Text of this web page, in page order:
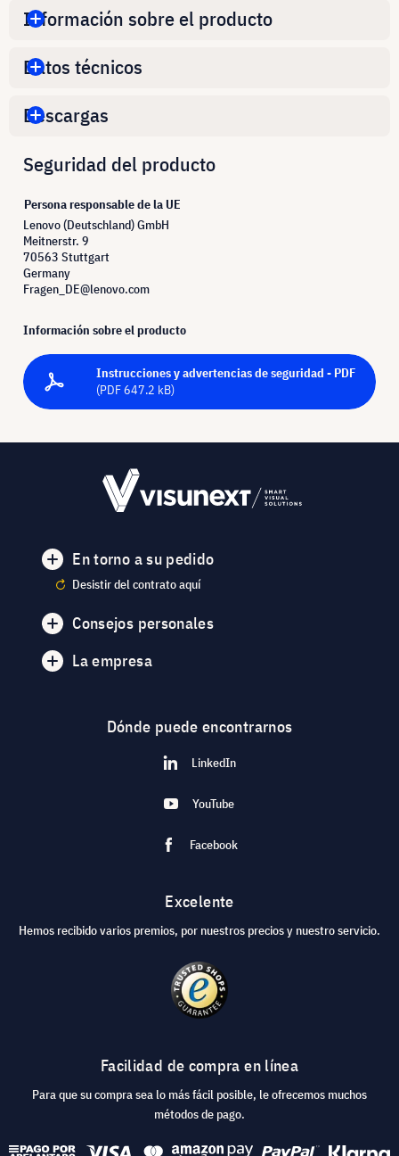
Información sobre el producto
Datos técnicos
Descargas
Seguridad del producto
Persona responsable de la UE
Lenovo (Deutschland) GmbH
Meitnerstr. 9
70563 Stuttgart
Germany
Fragen_DE@lenovo.com
Información sobre el producto
Instrucciones y advertencias de seguridad - PDF
(PDF 647.2 kB)
En torno a su pedido
Desistir del contrato aquí
Consejos personales
La empresa
Dónde puede encontrarnos
LinkedIn
YouTube
Facebook
Excelente
Hemos recibido varios premios, por nuestros precios y nuestro servicio.
Facilidad de compra en línea
Para que su compra sea lo más fácil posible, le ofrecemos muchos
métodos de pago.